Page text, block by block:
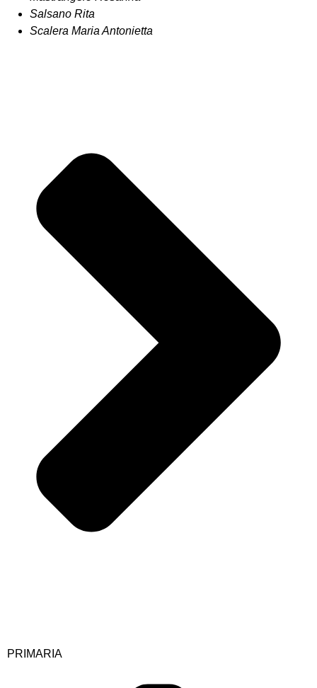
Salsano Rita
Scalera Maria Antonietta
PRIMARIA